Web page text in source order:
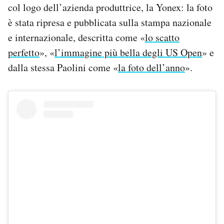
col logo dell’azienda produttrice, la Yonex: la foto
è stata ripresa e pubblicata sulla stampa nazionale
e internazionale, descritta come «lo scatto
perfetto», «l’immagine più bella degli US Open» e
dalla stessa Paolini come «la foto dell’anno».